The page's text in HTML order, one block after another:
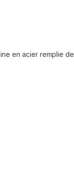
en acier remplie